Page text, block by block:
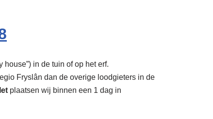
in de tuin of op het erf.
Fryslân dan de overige loodgieters in de
plaatsen wij binnen een 1 dag in